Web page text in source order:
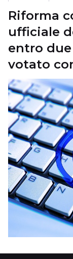
Riforma
ufficiale
entro due
votato